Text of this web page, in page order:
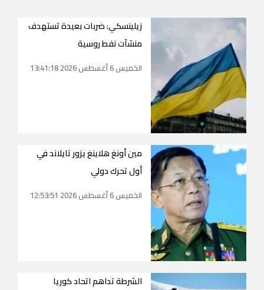
زيلينسكي: ضربات بعيدة تستهدف
منشآت نفط روسية
الخميس 6 أغسطس 2026 13:41:18
مين أونغ هلاينغ يزور تايلاند في
أول تحرك دولي
الخميس 6 أغسطس 2026 12:53:51
الشرطة تداهم اتحاد كوريا